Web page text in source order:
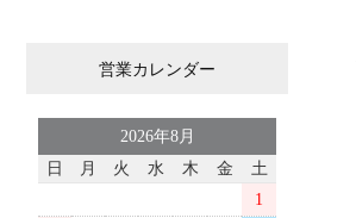
営業カレンダー
2026年8月
日
月 火 水 木 金
土
1